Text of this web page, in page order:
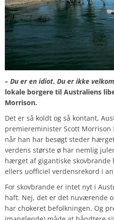
– Du er en idiot. Du er ikke
lokale borgere til Australiens
Morrison.
Det er så koldt og så kontant,
premiereminister Scott Morrison
når han har besøgt steder
verdens største ø har nemlig
hærget af gigantiske skovbrande
ellers uofficiel verdensrekord i
For skovbrande er intet nyt i
haft. Nej, det er det nuværende
har chokeret befolkningen. Og